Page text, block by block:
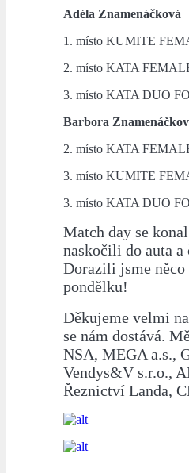
Adéla Znamenáčková
1. místo KUMITE
2. místo KATA
3. místo KATA DUO
Barbora
2. místo KATA
3. místo KUMITE
3. místo KATA DUO
Match day se
naskočili do auta a
Dorazili jsme něco
pondělku!
Děkujeme velmi
se nám dostává.
NSA, MEGA a.s.,
Vendys&V s.r.o.,
Řeznictví Landa,